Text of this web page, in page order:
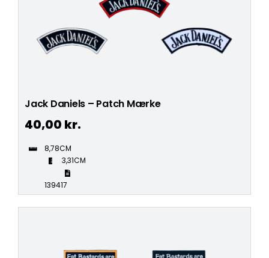
Jack Daniels – Patch Mærke
40,00 kr.
8,78CM
3,31CM
139417